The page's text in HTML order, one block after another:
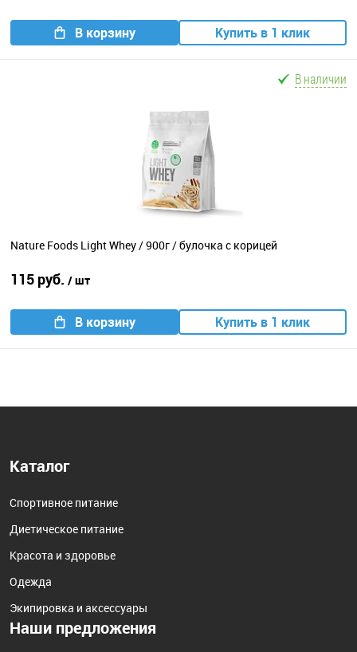
В корзину Купить в 1 клик
В наличии
Nature Foods Light Whey / 900г / булочка с корицей
115 руб. / шт
В корзину Купить в 1 клик
Каталог
Спортивное питание
Диетическое питание
Красота и здоровье
Одежда
Экипировка и аксессуары
Наши предложения